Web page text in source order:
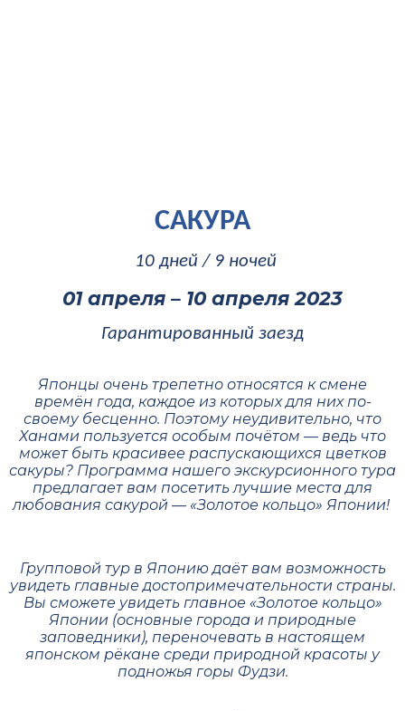
САКУРА
10 дней / 9 ночей
01 апреля – 10 апреля 2023
Гарантированный заезд
Японцы очень трепетно относятся к смене
времён года, каждое из которых для них по-
своему бесценно. Поэтому неудивительно, что
Ханами пользуется особым почётом — ведь что
может быть красивее распускающихся цветков
сакуры? Программа нашего экскурсионного тура
предлагает вам посетить лучшие места для
любования сакурой — «Золотое кольцо» Японии!
Групповой тур в Японию даёт вам возможность
увидеть главные достопримечательности страны.
Вы сможете увидеть главное «Золотое кольцо»
Японии (основные города и природные
заповедники), переночевать в настоящем
японском рёкане среди природной красоты у
подножья горы Фудзи.